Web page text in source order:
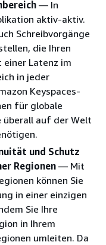
— In
aktiv-aktiv.
Schreibvorgänge
die Ihren
einer Latenz im
in jeder
Keyspaces-
für globale
überall auf der Welt
und Schutz
Regionen— Mit
können Sie
in einer einzigen
Sie Ihre
in Ihrem
umleiten. Da